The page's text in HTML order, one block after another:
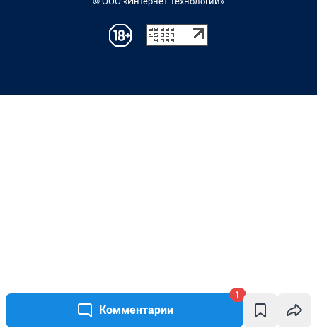
Комментарии
1